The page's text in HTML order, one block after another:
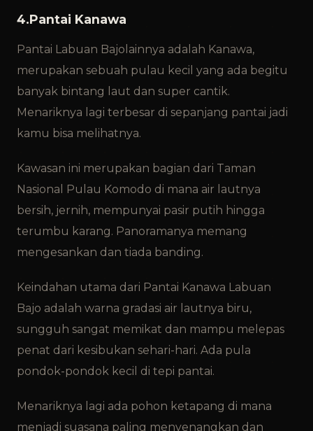
4.Pantai Kanawa
Pantai Labuan Bajo lainnya adalah Kanawa,
merupakan sebuah pulau kecil yang ada begitu
banyak bintang laut dan super cantik.
Menariknya lagi terbesar di sepanjang pantai jadi
kamu bisa melihatnya.
Kawasan ini merupakan bagian dari Taman
Nasional Pulau Komodo di mana air lautnya
bersih, jernih, mempunyai pasir putih hingga
terumbu karang. Panoramanya memang
mengesankan dan tiada banding.
Keindahan utama dari Pantai Kanawa Labuan
Bajo adalah warna gradasi air lautnya biru,
sungguh sangat memikat dan mampu melepas
penat dari kesibukan sehari-hari. Ada pula
pondok-pondok kecil di tepi pantai.
Menariknya lagi ada pohon ketapang di mana
menjadi suasana paling menyenangkan dan